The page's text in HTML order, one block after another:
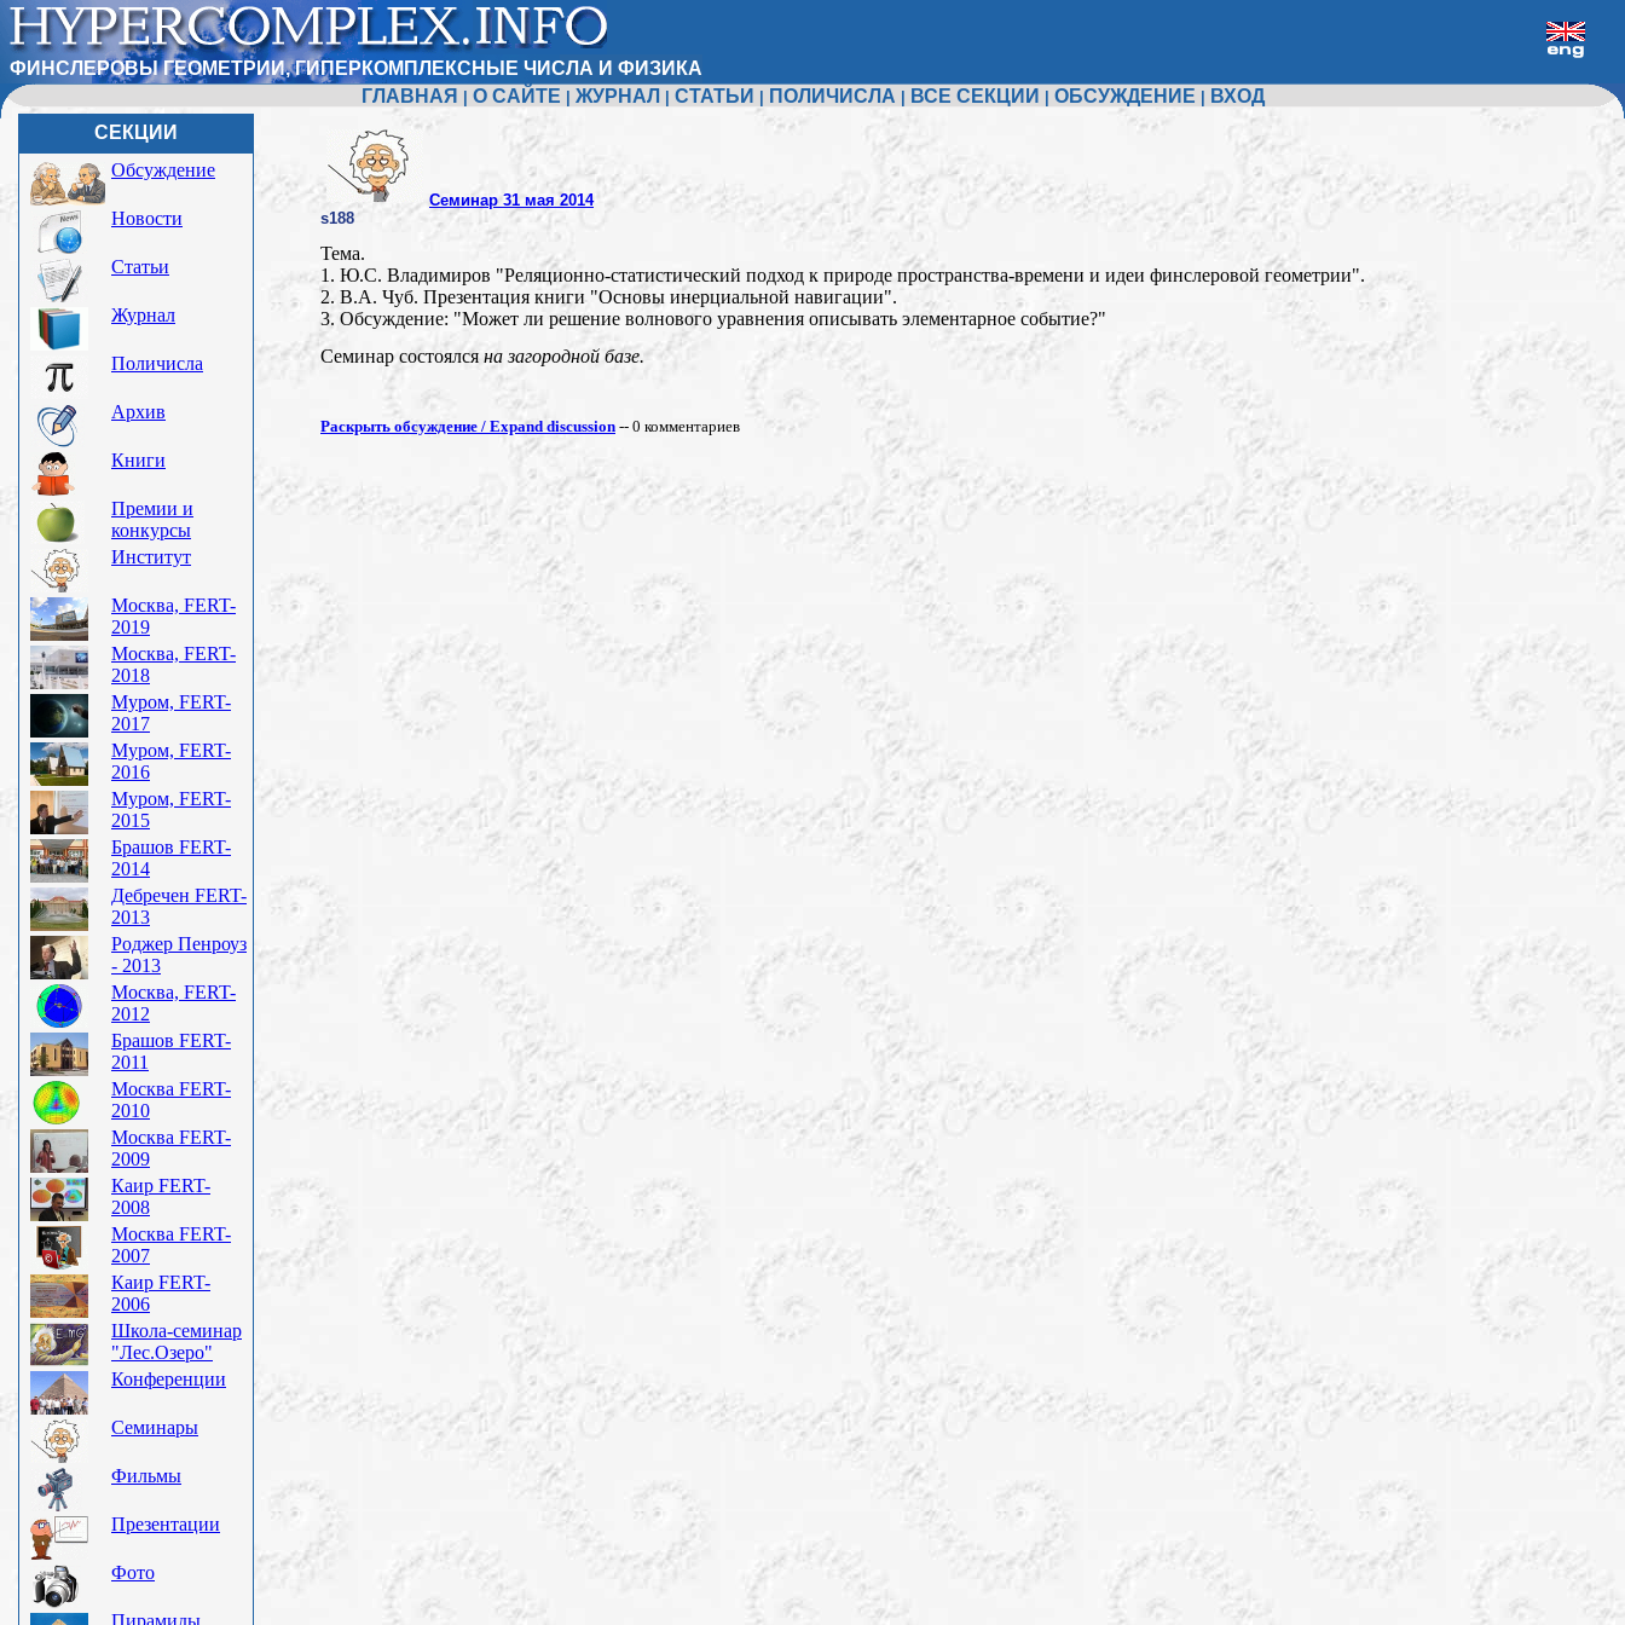
ФИНСЛЕРОВЫ ГЕОМЕТРИИ, ГИПЕРКОМПЛЕКСНЫЕ ЧИСЛА И ФИЗИКА
ГЛАВНАЯ
О САЙТЕ ЖУРНАЛ СТАТЬИ ПОЛИЧИСЛА ВСЕ СЕКЦИИ ОБСУЖДЕНИЕ
ВХОД
СЕКЦИИ
Обсуждение
Новости
Статьи
Журнал
Поличисла
Архив
Книги
Премии и
конкурсы
Институт
Москва, FERT-
2019
Москва, FERT-
2018
Муром, FERT-
2017
Муром, FERT-
2016
Муром, FERT-
2015
Брашов FERT-
2014
Дебречен FERT-
2013
Роджер Пенроуз
- 2013
Москва, FERT-
2012
Брашов FERT-
2011
Москва FERT-
2010
Москва FERT-
2009
Каир FERT-
2008
Москва FERT-
2007
Каир FERT-
2006
Школа-семинар
"Лес.Озеро"
Конференции
Семинары
Фильмы
Презентации
Фото
Пирамиды
Семинар 31 мая 2014
s188
Тема.
1. Ю.С. Владимиров "Реляционно-статистический подход к природе пространства-времени и идеи финслеровой геометрии".
2. В.А. Чуб. Презентация книги "Основы инерциальной навигации".
3. Обсуждение: "Может ли решение волнового уравнения описывать элементарное событие?"
Семинар состоялсяна загородной базе.
Раскрыть обсуждение / Expand discussion -- 0 комментариев